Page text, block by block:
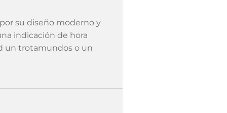
su diseño moderno y
indicación de hora
un trotamundos o un